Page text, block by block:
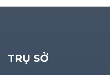
TRỤ SỞ